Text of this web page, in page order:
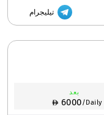
تيليجرام
بعد
6000/Daily